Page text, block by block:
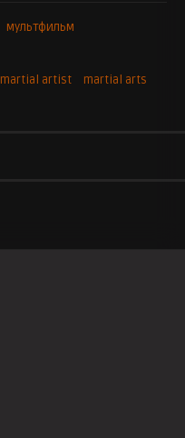
мультфильм
martial artist
martial arts